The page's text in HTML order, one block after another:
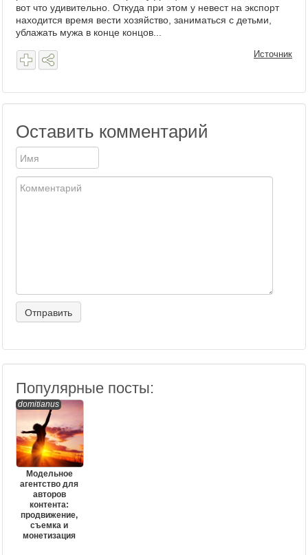
вот что удивительно. Откуда при этом у невест на экспорт
находится время вести хозяйство, заниматься с детьми,
ублажать мужа в конце концов...
Источник
Оставить комментарий
Популярные посты:
domitianus
Модельное
агентство для
авторов
контента:
продвижение,
съемка и
монетизация